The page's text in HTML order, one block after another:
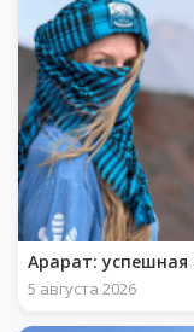
Арарат:
5 августа 2026